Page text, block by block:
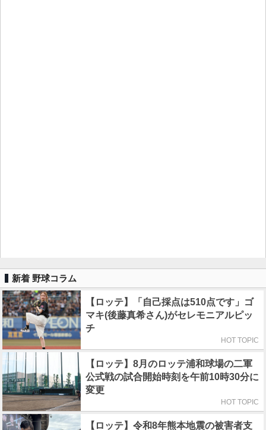
新着 野球コラム
【ロッテ】「自己採点は510点です」ゴ
マキ(後藤真希さん)がセレモニアルピッ
チ
HOT TOPIC
【ロッテ】8月のロッテ浦和球場の二軍
公式戦の試合開始時刻を午前10時30分に
変更
HOT TOPIC
【ロッテ】令和8年熊本地震の被害者支